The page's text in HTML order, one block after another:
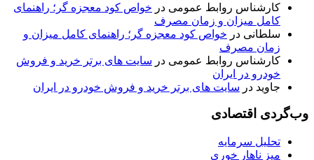
کارشناس روابط عمومی در خواص کود معجزه گر؛ راهنمای
کامل میزان و زمان مصرف
سلطانی در خواص کود معجزه گر؛ راهنمای کامل میزان و
زمان مصرف
کارشناس روابط عمومی در سایت های برتر خرید و فروش
خودرو در ایران
جاوید در سایت های برتر خرید و فروش خودرو در ایران
وب‌گردی اقتصادی
تحلیل سرمایه
میز ناهار خوری